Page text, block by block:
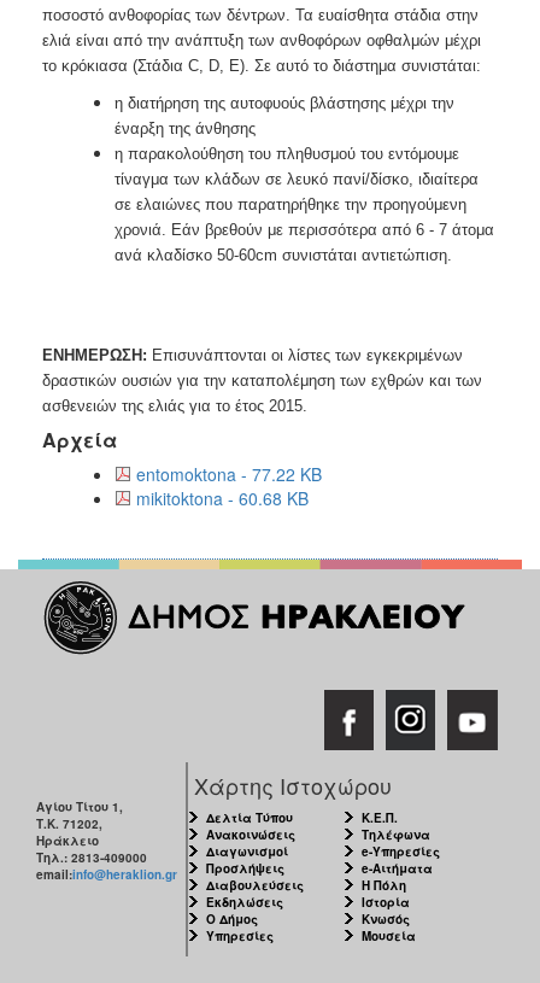
ποσοστό ανθοφορίας των δέντρων. Τα ευαίσθητα στάδια στην
ελιά είναι από την ανάπτυξη των ανθοφόρων οφθαλμών μέχρι
το κρόκιασα (Στάδια C, D, Ε). Σε αυτό το διάστημα συνιστάται:
η διατήρηση της αυτοφυούς βλάστησης μέχρι την
έναρξη της άνθησης
η παρακολούθηση του πληθυσμού του εντόμουμε
τίναγμα των κλάδων σε λευκό πανί/δίσκο, ιδιαίτερα
σε ελαιώνες που παρατηρήθηκε την προηγούμενη
χρονιά. Εάν βρεθούν με περισσότερα από 6 - 7 άτομα
ανά κλαδίσκο 50-60cm συνιστάται αντιετώπιση.
ΕΝΗΜΕΡΩΣΗ: Επισυνάπτονται οι λίστες των εγκεκριμένων
δραστικών ουσιών για την καταπολέμηση των εχθρών και των
ασθενειών της ελιάς για το έτος 2015.
Αρχεία
entomoktona - 77.22 KB
mikitoktona - 60.68 KB
Αγίου Τίτου 1,
Τ.Κ. 71202,
Ηράκλειο
Τηλ.: 2813-409000
email:info@heraklion.gr
Χάρτης Ιστοχώρου
Δελτία Τύπου
Ανακοινώσεις
Διαγωνισμοί
Προσλήψεις
Διαβουλεύσεις
Εκδηλώσεις
Ο Δήμος
Υπηρεσίες
Κ.Ε.Π.
Τηλέφωνα
e-Υπηρεσίες
e-Αιτήματα
Η Πόλη
Ιστορία
Κνωσός
Μουσεία